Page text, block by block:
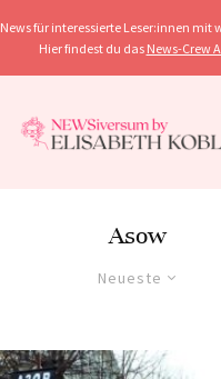
News für interessierte Leser:innen mit
Hier findest du das News-Crew
Asow
Neueste